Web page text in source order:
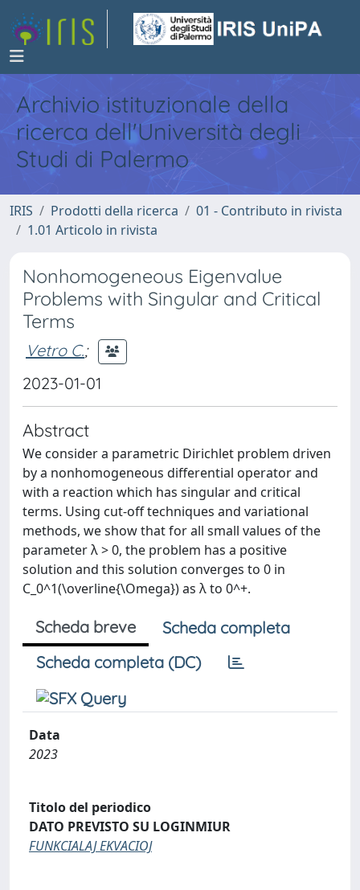
Archivio istituzionale della
ricerca dell'Università degli
Studi di Palermo
IRIS Prodotti della ricerca
01 - Contributo in rivista
1.01 Articolo in rivista
Nonhomogeneous Eigenvalue
Problems with Singular and Critical
Terms
Vetro C.;
2023-01-01
Abstract
We consider a parametric Dirichlet problem driven
by a nonhomogeneous differential operator and
with a reaction which has singular and critical
terms. Using cut-off techniques and variational
methods, we show that for all small values of the
parameter λ > 0, the problem has a positive
solution and this solution converges to 0 in
C_0^1(\overline{\Omega}) as λ to 0^+.
Scheda breve
Scheda completa
Scheda completa (DC)
Data
2023
Titolo del periodico
DATO PREVISTO SU LOGINMIUR
FUNKCIALAJ EKVACIOJ